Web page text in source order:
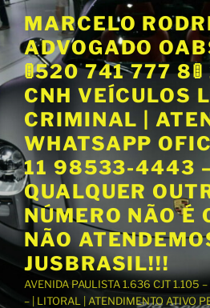
P
u
a
r
r
a
o
c
o
n
t
ú
MARCELO
ADVOGADO
🚦520 741 777
CNH VEÍCULOS
CRIMINAL |
WHATSAPP
11 98533-4443
QUALQUER
NÚMERO NÃO É
NÃO
JUSBRASIL!!!
AVENIDA PAULISTA 1.636 CJT 1.105
– | LITORAL | ATENDIMENTO ATIVO